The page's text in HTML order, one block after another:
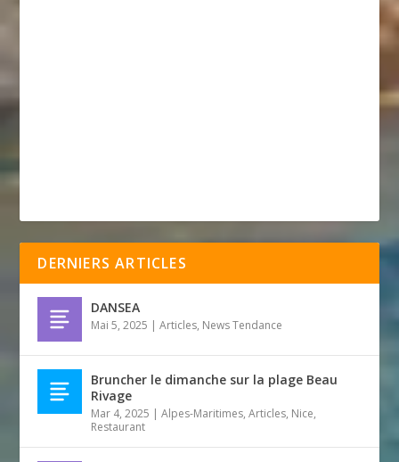
DERNIERS ARTICLES
DANSEA
Mai 5, 2025 |Articles, News Tendance
Bruncher le dimanche sur la plage Beau
Rivage
Mar 4, 2025 |Alpes-Maritimes,Articles, Nice,
Restaurant